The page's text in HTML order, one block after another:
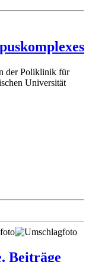
der Poliklinik für
Universität
Beiträge